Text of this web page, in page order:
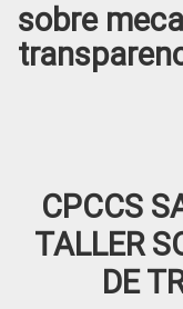
Control
sobre
CPCCS
TALLER
DE